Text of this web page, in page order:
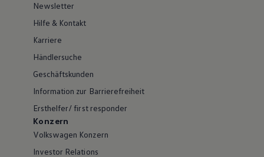
Newsletter
Hilfe & Kontakt
Karriere
Händlersuche
Geschäftskunden
Information zur Barrierefreiheit
Ersthelfer/ first responder
Konzern
Volkswagen Konzern
Investor Relations